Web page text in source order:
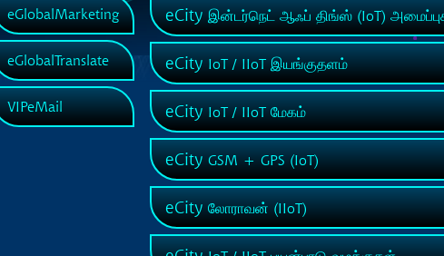
eGlobalMarketing
eGlobalTranslate
VIPeMail
eCityஇன்டர்நெட் ஆஃப் திங்ஸ் (IoT)
eCityIoT / IIoT இயங்குதளம்
eCityIoT / IIoT மேகம்
eCityGSM + GPS (IoT)
eCityலோராவன் (IIoT)